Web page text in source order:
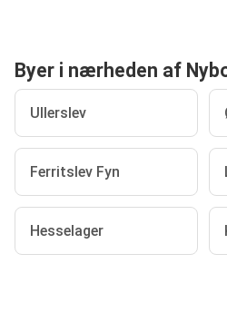
Byer i nærheden af
Ullerslev
Ferritslev Fyn
Hesselager